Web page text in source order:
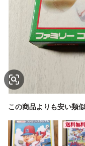
この商品よりも安い類
送料無料